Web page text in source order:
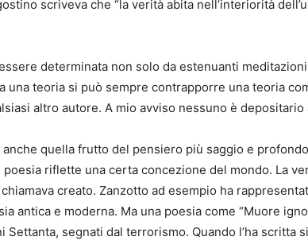
scriveva che “la verità abita nell’interiorità
determinata non solo da estenuanti
una teoria si può sempre contrapporre una teoria
altro autore. A mio avviso nessuno è
anche quella frutto del pensiero più saggio e
poesia riflette una certa concezione del mondo. La
creato. Zanzotto ad esempio ha
antica e moderna. Ma una poesia come “Muore
Settanta, segnati dal terrorismo. Quando l’ha scritta